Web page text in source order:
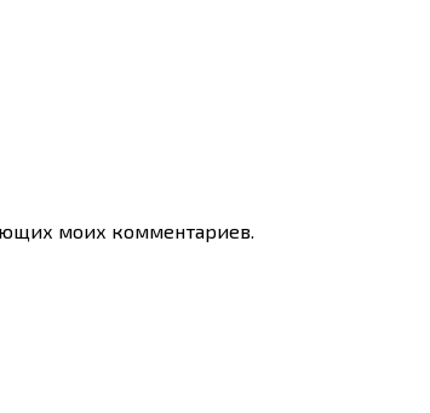
моих комментариев.